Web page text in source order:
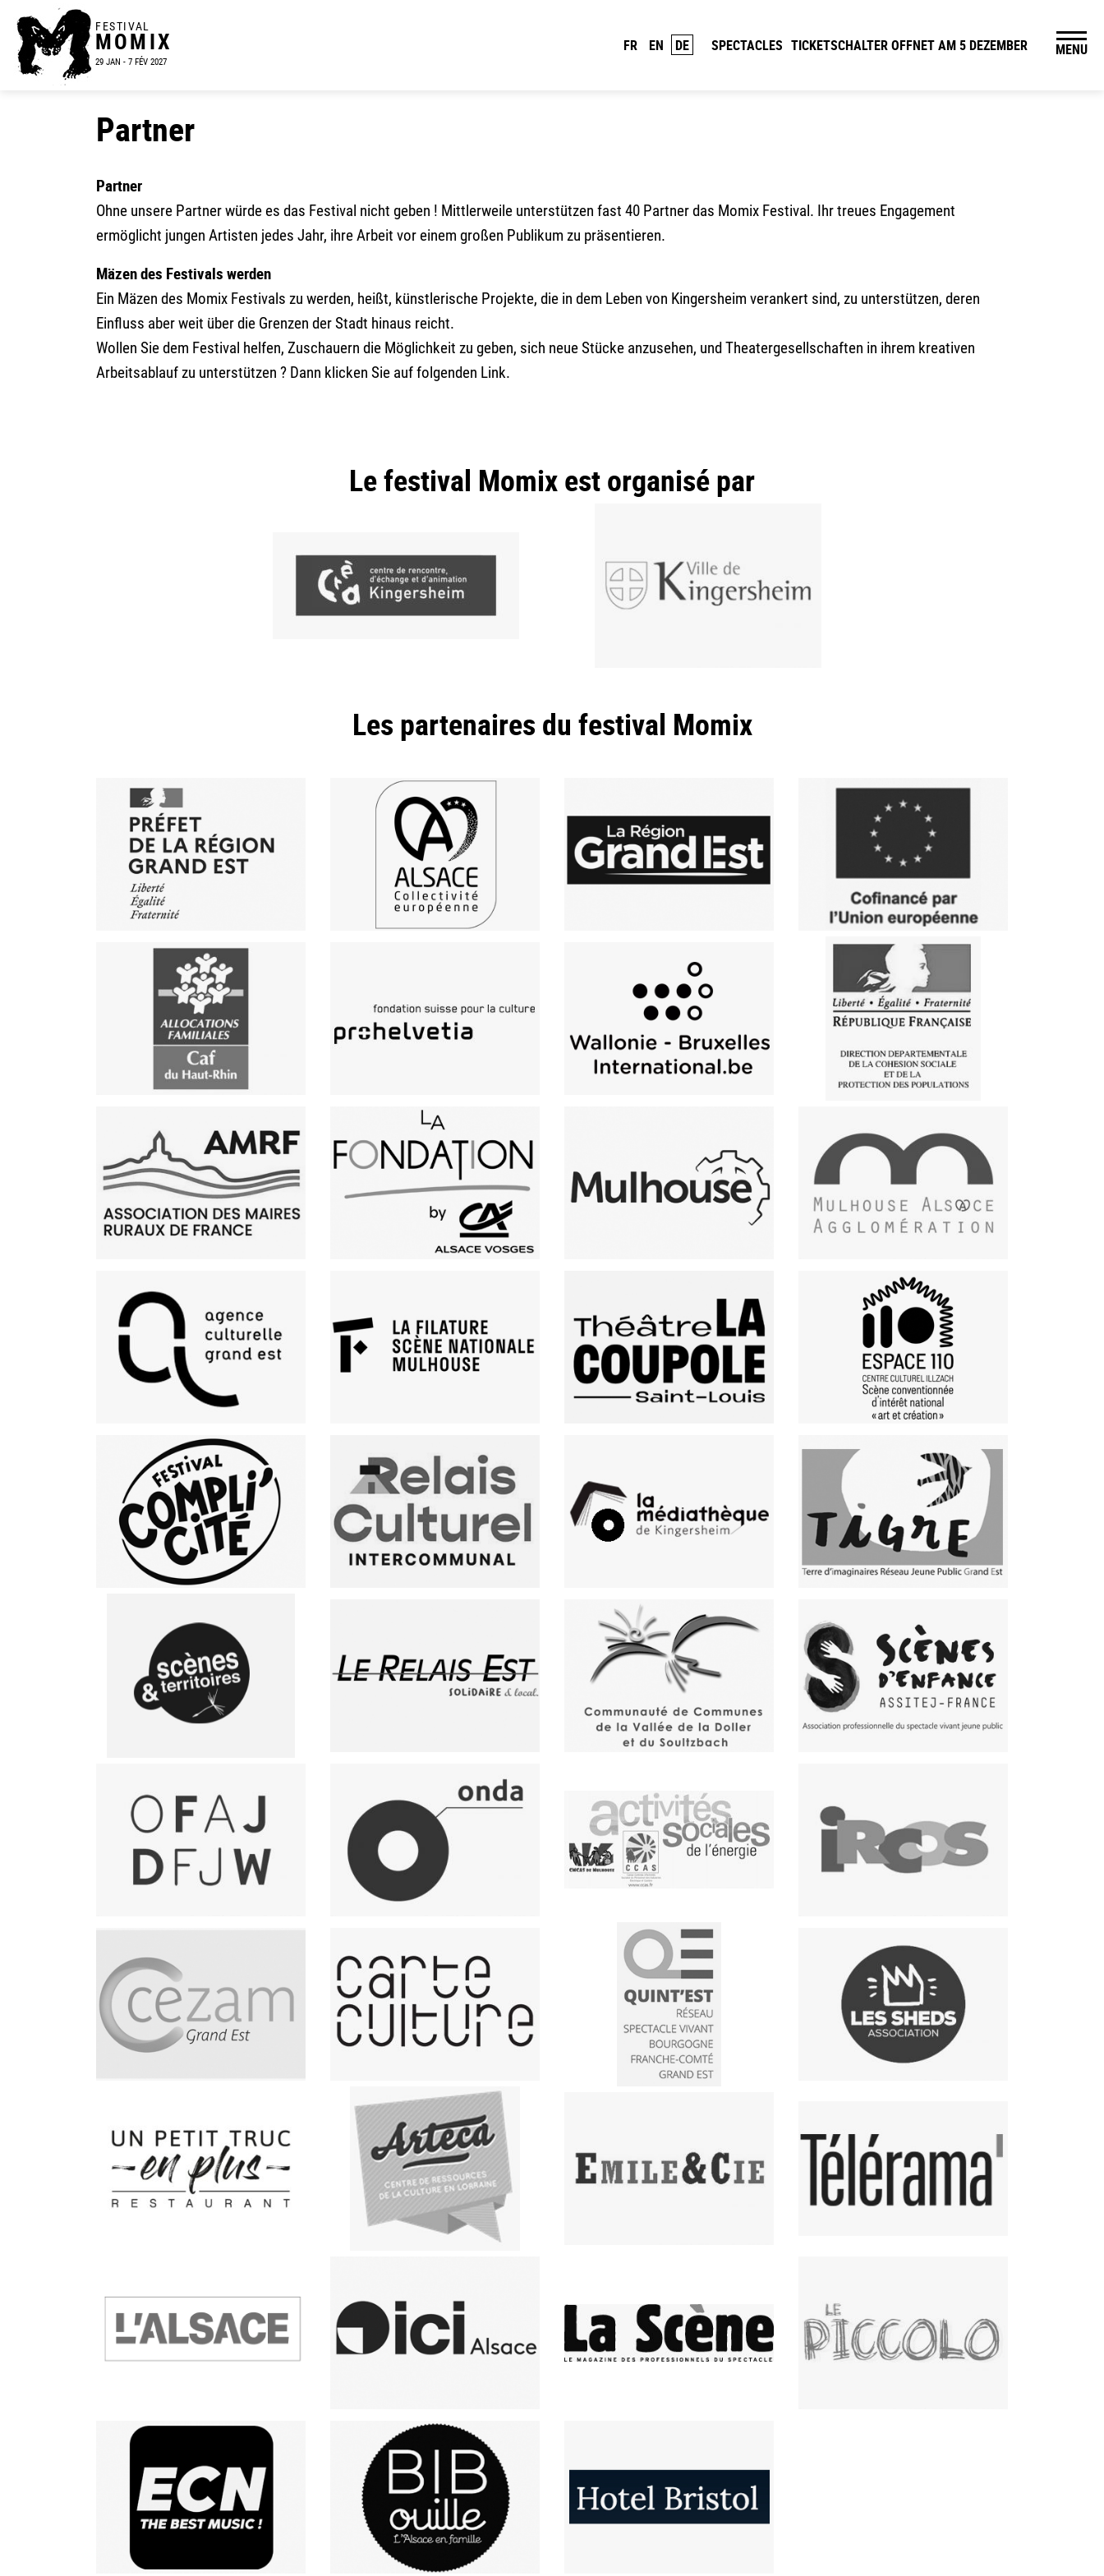
FESTIVAL
MOMIX
29 JAN - 7 FÉV 2027
FR EN DE SPECTACLES TICKETSCHALTER OFFNET AM 5 DEZEMBER MENU
Partner
Partner
Ohne unsere Partner würde es das Festival nicht geben ! Mittlerweile unterstützen fast 40 Partner das Momix Festival. Ihr treues Engagement
ermöglicht jungen Artisten jedes Jahr, ihre Arbeit vor einem großen Publikum zu präsentieren.
Mäzen des Festivals werden
Ein Mäzen des Momix Festivals zu werden, heißt, künstlerische Projekte, die in dem Leben von Kingersheim verankert sind, zu unterstützen, deren
Einfluss aber weit über die Grenzen der Stadt hinaus reicht.
Wollen Sie dem Festival helfen, Zuschauern die Möglichkeit zu geben, sich neue Stücke anzusehen, und Theatergesellschaften in ihrem kreativen
Arbeitsablauf zu unterstützen ? Dann klicken Sie auf folgenden Link.
Le festival Momix est organisé par
Les partenaires du festival Momix